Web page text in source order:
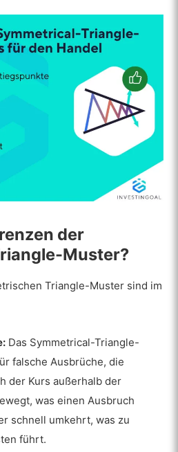
der
Muster?
Triangle-Muster sind im
Das Symmetrical-Triangle-
falsche Ausbrüche, die
der Kurs außerhalb der
was einen Ausbruch
schnell umkehrt, was zu
führt.